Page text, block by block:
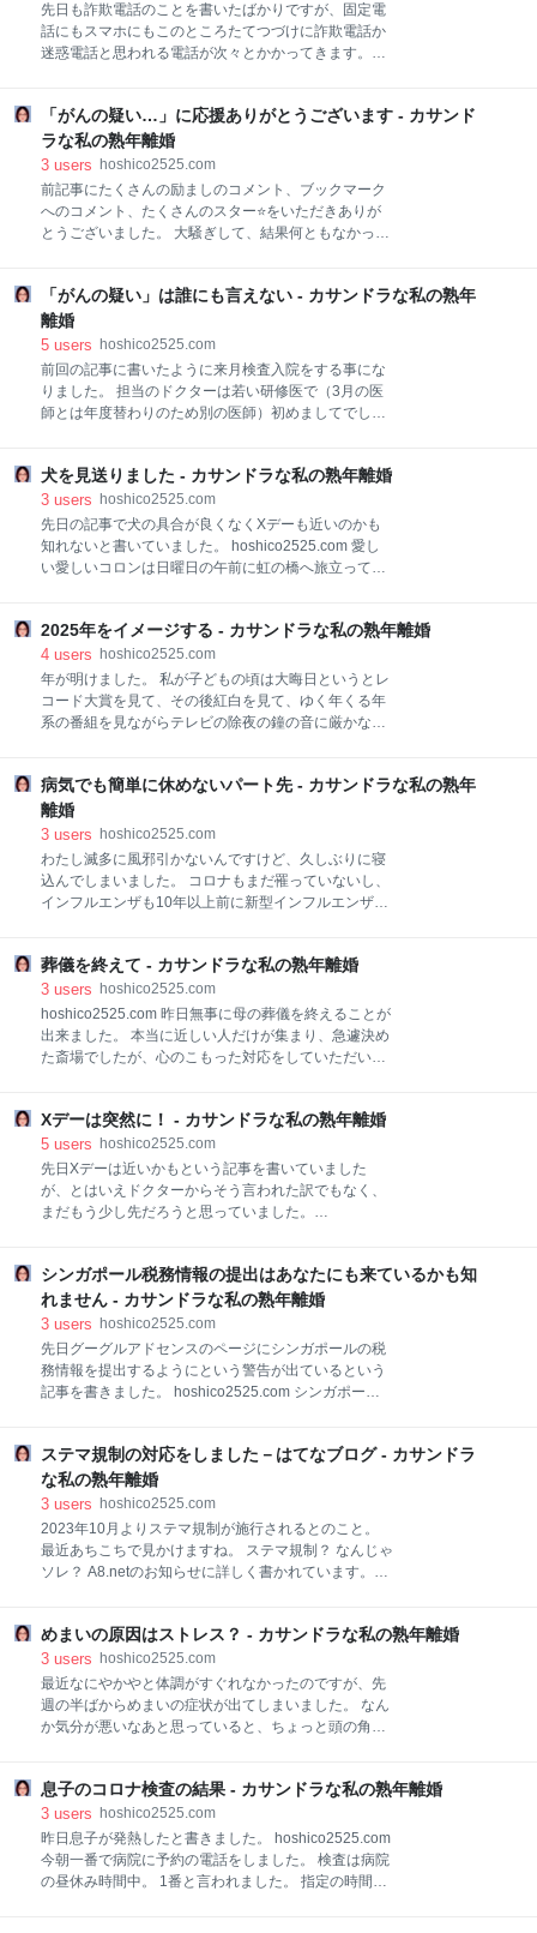
た。 思ったよりも検査がハードで本当に病人になった
感じで帰ることに。 しかもステントが入っているのが
とステントがこすれて血尿とか熱が出るかもと言われ
てるので、ちょっと怖い。 整形外科で腰痛の治療の整
体っぽいリハビリ受けてるけどしばらくお休みしよう
かな。 筋膜はがしとかグ
先日も詐欺電話のことを書いたばかりですが、固定電
話にもスマホにもこのところたてつづけに詐欺電話か
迷惑電話と思われる電話が次々とかかってきます。
るだけではなく、個人情報が洩れて両方にかかってく
るのかなあとか思います。 このスマホの着信履歴のス
クショなんかホントなにこれ？って感じですよね。 ズ
ラーっと。 いちばん上はカード会社からだったような
のでおそらく保険の案内かなんかだったのでしょう。
このスクショのあともアレコレかかってきたりします
べると「auファイナンシャルパートナー」と出てきま
す。 でもauのちゃんとした奴じゃなくてワンギリがあ
っ
「がんの疑い…」に応援ありがとうございます - カサンド
ラな私の熟年離婚
3 users
hoshico2525.com
前記事にたくさんの励ましのコメント、ブックマーク
へのコメント、たくさんのスター⭐️をいただきありが
とうございました。 大騒ぎして、結果何ともなかった
も小さい器具で組織を取らなければならず、凸凹して
いるものはつまみやすいけど、私のツルンとしている
壁は取りにくくて取れないこともあり分からなかった
という事はあるそうです。 その場合はまたしばらくし
てから同じ検査するって。 いや〜、それならちやんと
一回で取って欲しいわぁ。 私に疑われている腎盂がん
またコメントで手術後長く再発もなくお元気な方も何
人もいらして心強い気持ちになりました。 本当にみな
さまありがとうございます。 愛犬の膀胱癌が見つかっ
た事により
「がんの疑い」は誰にも言えない - カサンドラな私の熟年
離婚
5 users
hoshico2525.com
前回の記事に書いたように来月検査入院をする事にな
りました。 担当のドクターは若い研修医で（3月の医
師とは年度替わりのため別の医師）初めましてでした
してくれました。 でも、それってやっぱり言葉が遠回
しなだけで、癌を確定させるための検査のようなの
で、治療を始める前に必要な検査ってことのようで
す。 これまで胃カメラで胃の粘膜を取って細胞の検査
に出したり、大腸ポリープや口腔粘膜の検査も癌疑い
うか、その説明を次回家族と一緒にしても良いと言わ
れたのですが私は自分だけで聞きますと言って先日聞
いてきたわけです。 で、今後の検査等のキーパーソン
はご主人でいいですか？と言われましたが息子でお願
いしますと言いました。（
犬を見送りました - カサンドラな私の熟年離婚
3 users
hoshico2525.com
先日の記事で犬の具合が良くなくXデーも近いのかも
知れないと書いていました。 hoshico2525.com 愛し
い愛しいコロンは日曜日の午前に虹の橋へ旅立ってし
日まではチュールを食べてくれていました。 最後の最
後までがんばりやの子でした。 一人で逝かせてしまう
ことが怖いと前記事に書いていましたが、私はコロン
のその瞬間に立ち会うことが出来ていません。 前日の
土曜日の夜くらいからこれまでとは違う感じになって
いつまで続くのかもわからないのでウトウトしながら
様子を見ていました。 子ども達が「明日の朝もちゃん
と起きるんだよ」と言って寝たのでその約束を守って
朝はぱっちりと目を開けてくれました。 なんなら前日
の
2025年をイメージする - カサンドラな私の熟年離婚
4 users
hoshico2525.com
年が明けました。 私が子どもの頃は大晦日というとレ
コード大賞を見て、その後紅白を見て、ゆく年くる年
系の番組を見ながらテレビの除夜の鐘の音に厳かな気
ハッキリして気分一新していたように思います。 昨晩
は事務作業をしながら年末の「ゴチになります」を見
ていつのまにか日付が変わっていました。 そういえば
裏で紅白なるものもあっていたのよね、なんて後から
思いました。 大掃除も正月準備も全くしない年の瀬で
した。 そんな年越し、幕開けではありますが、今年
はなってきています。 そのため、無理は禁物、できる
範囲でゆるゆるやれば良いとそこに甘えすぎていたよ
うに思います。 「どうせ」とか「この程度しか」とい
うイメージが
病気でも簡単に休めないパート先 - カサンドラな私の熟年
離婚
3 users
hoshico2525.com
わたし滅多に風邪引かないんですけど、久しぶりに寝
込んでしまいました。 コロナもまだ罹っていないし、
インフルエンザも10年以上前に新型インフルエンザが
たが、元々呼吸器疾患があって咳は出やすいからあま
り気にしていませんでした。 昨日の朝怠さと頭痛と腰
痛(腰も悪い)でなかなか起きられず、予定が一件なく
なったのでそのまままたしばらく眠りました。 すると
大分良くなったので母の友人がお参りに来てくれたの
きた感じもあったので、念のために熱を測ってみると
38.1℃！ うそ？ 夕方からのパート、夜の勤務は2人な
ので休んだら代わりに誰かに来てもらわないといけま
せん。 しかももう1人の人も昨日から熱で休んでいま
す。
葬儀を終えて - カサンドラな私の熟年離婚
3 users
hoshico2525.com
hoshico2525.com 昨日無事に母の葬儀を終えることが
出来ました。 本当に近しい人だけが集まり、急遽決め
た斎場でしたが、心のこもった対応をしていただいて
ブックマークとSNSにメッセージをいただき本当にあ
りがとうございました。 斎場のスタッフの方からの指
示通りに動けば良かったので助かりましたが、こちら
が聞き漏らしたのか分からなかったことも多少あり、
尋ねてみて慌てたみたいなこともありました。 1番焦
日に確認してみたら「袋をご準備しますのでお金を入
れて葬儀の前にお坊様にお渡しください」と言われた
こと。 お坊さんはここでは長くなるので詳細は割愛し
ますが、斎場の方で葬儀の時だけお願いできる方を手
配(
Xデーは突然に！ - カサンドラな私の熟年離婚
5 users
hoshico2525.com
先日Xデーは近いかもという記事を書いていました
が、とはいえドクターからそう言われた訳でもなく、
まだもう少し先だろうと思っていました。
会に行ったら呼吸が苦しそう(肺炎だったので)とは思
ったもののお風呂にも入れてもらっていたし、酸素マ
スクごしで聞き取りにくいけど喋ったりしてました。
病状自体そこまで緊迫してなかったようで、モニター
も付けられておらず、朝6時ごろ看護師さんが行った
時には普通に寝ていて、8時頃行ったら呼吸が止まっ
だったので主治医ではなく当直医に死亡の確認をして
もらいました。 もしもの時に何も分からなかったら戸
惑うと思いAmazonで「身近な人が亡くなった時の手
続き」みたい
シンガポール税務情報の提出はあなたにも来ているかも知
れません - カサンドラな私の熟年離婚
3 users
hoshico2525.com
先日グーグルアドセンスのページにシンガポールの税
務情報を提出するようにという警告が出ているという
記事を書きました。 hoshico2525.com シンガポール
か事前に確認 シンガポール税務情報提出の警告 私はグ
ーグルアドセンスのホーム画面の残高の右の縦に並ぶ
点のところからお支払いページを表示したら赤い警告
がありました。 ⇩ ですがX（Twitter）を見ていたらそ
こに出ていなくても実は提出を求められている場合が
あるという書き込みを見ました。 その確認手順をお知
設定のところの「設定を管理する」を開きます。 する
と「お支払いプロファイル」の下の方にシンガポール
の税務情報というところがあると思いま
ステマ規制の対応をしました－はてなブログ - カサンドラ
な私の熟年離婚
3 users
hoshico2525.com
2023年10月よりステマ規制が施行されるとのこと。
最近あちこちで見かけますね。 ステマ規制？ なんじゃ
ソレ？ A8.netのお知らせに詳しく書かれています。
は、 一般消費者による自主的かつ合理的な選択を阻害
するおそれがある不当な表示として、 景品表示法の規
制対象となります（通称：ステマ規制） 引用：A8.net
広告を貼っているブログや記事にはちゃんと表示をし
ないといけないという事のようです。 ステマとはステ
腰をあげました。 何だか面倒くさそう。 WordPressへ
の対応の記事はたくさん出回っていますが、はてなブ
ログはどうすれば？ と思ったらちゃんと記事にしてく
ださっている方が
めまいの原因はストレス？ - カサンドラな私の熟年離婚
3 users
hoshico2525.com
最近なにやかやと体調がすぐれなかったのですが、先
週の半ばからめまいの症状が出てしまいました。 なん
か気分が悪いなあと思っていると、ちょっと頭の角度
レ以外は起き上がれません。 翌朝も母のデイサービス
の支度に行くことができず、近所の親戚にお願いしま
した。 そしてその親戚が病院に連れて行ってくれると
言ってくれましたが、とても起き上がれずひたすら眠
っていました。 でも早めに病院で診てもらってお薬と
息子のコロナ検査の結果 - カサンドラな私の熟年離婚
3 users
hoshico2525.com
昨日息子が発熱したと書きました。 hoshico2525.com
今朝一番で病院に予約の電話をしました。 検査は病院
の昼休み時間中。 1番と言われました。 指定の時間に